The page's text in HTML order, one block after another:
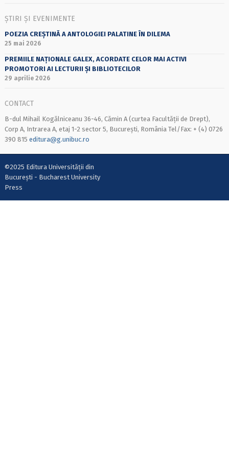
ȘTIRI ȘI EVENIMENTE
POEZIA CREȘTINĂ A ANTOLOGIEI PALATINE ÎN DILEMA
25 mai 2026
PREMIILE NAȚIONALE GALEX, ACORDATE CELOR MAI ACTIVI
PROMOTORI AI LECTURII ȘI BIBLIOTECILOR
29 aprilie 2026
CONTACT
B-dul Mihail Kogălniceanu 36-46, Cămin A (curtea Facultății de Drept),
Corp A, Intrarea A, etaj 1-2 sector 5, București, România Tel/Fax: + (4) 0726
390 815 editura@g.unibuc.ro
©2025 Editura Universității din
București - Bucharest University
Press